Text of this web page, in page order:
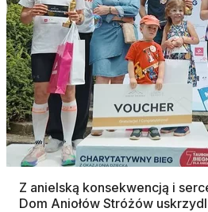
Z anielską konsekwencją i
Dom Aniołów Stróżów